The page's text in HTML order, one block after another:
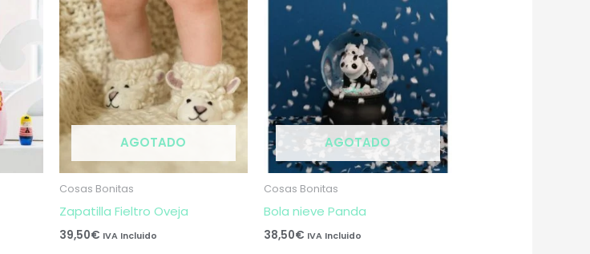
AGOTADO
Cosas Bonitas
Zapatilla Fieltro Oveja
39,50€ IVA Incluido
AGOTADO
Cosas Bonitas
Bola nieve Panda
38,50€ IVA Incluido